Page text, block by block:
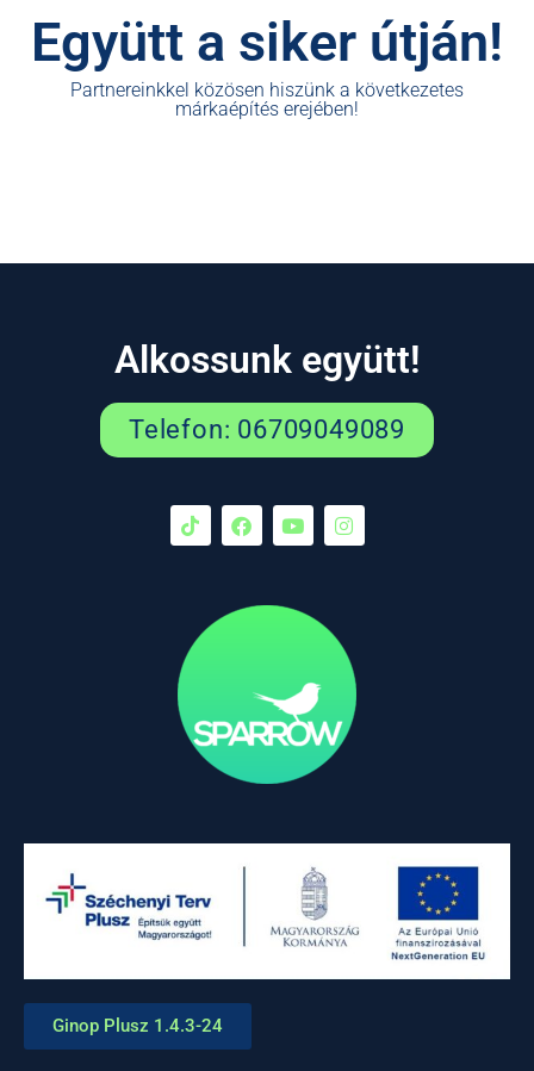
Együtt a siker útján!
Partnereinkkel közösen hiszünk a következetes
márkaépítés erejében!
Alkossunk együtt!
Telefon: 06709049089
Ginop Plusz 1.4.3-24